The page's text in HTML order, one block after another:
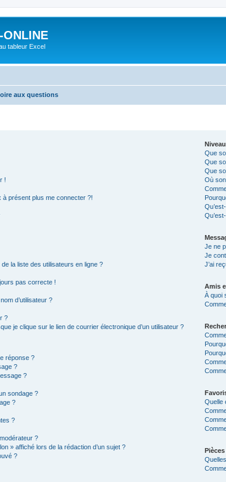
ONLINE
tableur Excel
aux questions
!
à présent plus me connecter ?!
la liste des utilisateurs en ligne ?
pas correcte !
d’utilisateur ?
?
je clique sur le lien de courrier électronique d’un utilisateur ?
réponse ?
?
?
sondage ?
?
?
?
» affiché lors de la rédaction d’un sujet ?
?
Que
Que
Que
Où
Je ne
Je
J’ai
Amis
À quoi
Quelle